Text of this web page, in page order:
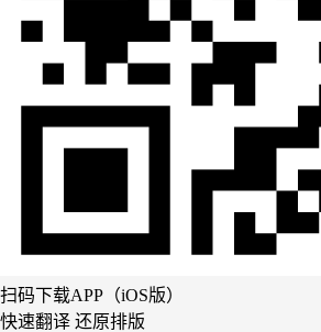
扫码下载APP（iOS版）
快速翻译 还原排版